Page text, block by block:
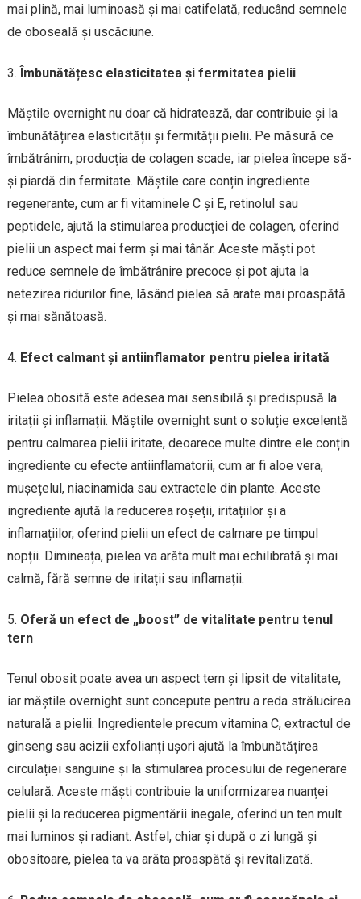
mai plină, mai luminoasă și mai catifelată, reducând semnele
de oboseală și uscăciune.
Îmbunătățesc elasticitatea și fermitatea pielii
Măștile overnight nu doar că hidratează, dar contribuie și la
îmbunătățirea elasticității și fermității pielii. Pe măsură ce
îmbătrânim, producția de colagen scade, iar pielea începe să-
și piardă din fermitate. Măștile care conțin ingrediente
regenerante, cum ar fi vitaminele C și E, retinolul sau
peptidele, ajută la stimularea producției de colagen, oferind
pielii un aspect mai ferm și mai tânăr. Aceste măști pot
reduce semnele de îmbătrânire precoce și pot ajuta la
netezirea ridurilor fine, lăsând pielea să arate mai proaspătă
și mai sănătoasă.
Efect calmant și antiinflamator pentru pielea iritată
Pielea obosită este adesea mai sensibilă și predispusă la
iritații și inflamații. Măștile overnight sunt o soluție excelentă
pentru calmarea pielii iritate, deoarece multe dintre ele conțin
ingrediente cu efecte antiinflamatorii, cum ar fi aloe vera,
mușețelul, niacinamida sau extractele din plante. Aceste
ingrediente ajută la reducerea roșeții, iritațiilor și a
inflamațiilor, oferind pielii un efect de calmare pe timpul
nopții. Dimineața, pielea va arăta mult mai echilibrată și mai
calmă, fără semne de iritații sau inflamații.
Oferă un efect de „boost” de vitalitate pentru tenul
tern
Tenul obosit poate avea un aspect tern și lipsit de vitalitate,
iar măștile overnight sunt concepute pentru a reda strălucirea
naturală a pielii. Ingredientele precum vitamina C, extractul de
ginseng sau acizii exfolianți ușori ajută la îmbunătățirea
circulației sanguine și la stimularea procesului de regenerare
celulară. Aceste măști contribuie la uniformizarea nuanței
pielii și la reducerea pigmentării inegale, oferind un ten mult
mai luminos și radiant. Astfel, chiar și după o zi lungă și
obositoare, pielea ta va arăta proaspătă și revitalizată.